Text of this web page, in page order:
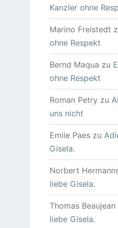
Kanzler ohne
Marino Freistedt
ohne Respekt
Bernd Maqua zu
ohne Respekt
Roman Petry zu
uns nicht
Emile Paeszu
Gisela.
Norbert
liebe Gisela.
Thomas Beaujean
liebe Gisela.